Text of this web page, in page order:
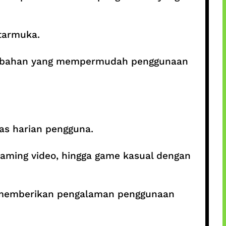
yang mempermudah penggunaan
harian pengguna.
video, hingga game kasual dengan
pengalaman penggunaan